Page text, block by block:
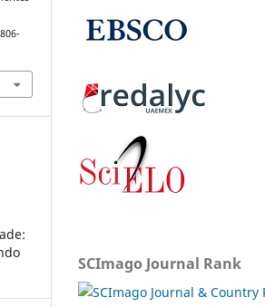
SCImago Journal Rank